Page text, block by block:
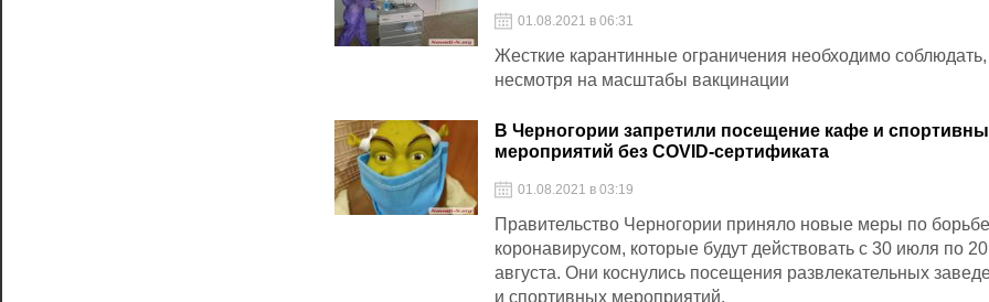
01.08.2021 в 06:31
Жесткие карантинные ограничения необходимо соблюдать,
несмотря на масштабы вакцинации
В Черногории запретили посещение кафе и
мероприятий без COVID-сертификата
01.08.2021 в 03:19
Правительство Черногории приняло новые меры по
коронавирусом, которые будут действовать с 30 июля по 20
августа. Они коснулись посещения развлекательных
и спортивных мероприятий.